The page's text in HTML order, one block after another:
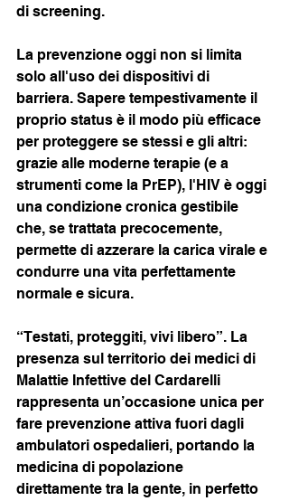
di screening.
La prevenzione oggi non si limita
solo all'uso dei dispositivi di
barriera. Sapere tempestivamente il
proprio status è il modo più efficace
per proteggere se stessi e gli altri:
grazie alle moderne terapie (e a
strumenti come la PrEP), l'HIV è oggi
una condizione cronica gestibile
che, se trattata precocemente,
permette di azzerare la carica virale e
condurre una vita perfettamente
normale e sicura.
“Testati, proteggiti, vivi libero”. La
presenza sul territorio dei medici di
Malattie Infettive del Cardarelli
rappresenta un’occasione unica per
fare prevenzione attiva fuori dagli
ambulatori ospedalieri, portando la
medicina di popolazione
direttamente tra la gente, in perfetto